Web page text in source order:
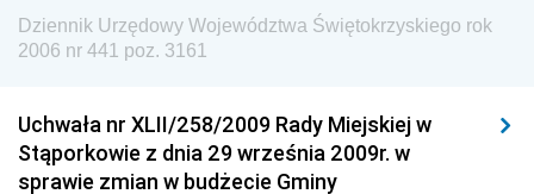
Dziennik Urzędowy Urzędu Lotnictwa Cywilnego
Dziennik Urzędowy Ministerstwa Hutnictwa i
Przemysłu Maszynowego
Dziennik Urzędowy Województwa Świętokrzyskiego rok
2006 nr 441 poz. 3161
Uchwała nr XLII/258/2009 Rady Miejskiej w
Stąporkowie z dnia 29 września 2009r. w
sprawie zmian w budżecie Gminy